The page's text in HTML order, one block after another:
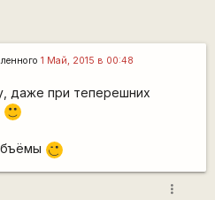
1 Май, 2015 в 00:48
даже при теперешних
:)
;)
more_vert